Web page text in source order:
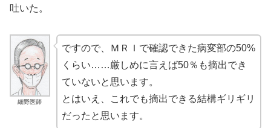
吐いた。
細野医師
ですので、ＭＲＩで確認できた病変部の50%
くらい……厳しめに言えば50％も摘出でき
ていないと思います。
とはいえ、これでも摘出できる結構ギリギリ
だったと思います。